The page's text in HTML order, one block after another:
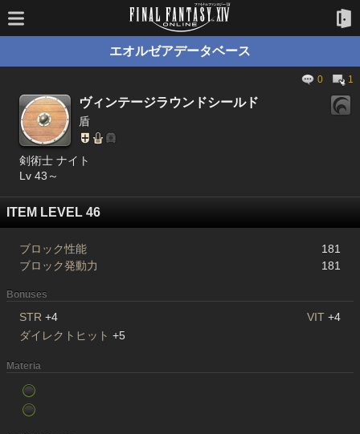
エオルゼアデータベース
0 1
ヴィンテージラウンドシールド
盾
剣術士 ナイト
Lv 43～
ITEM LEVEL 46
ブロック性能
181
ブロック発動力
181
Bonuses
STR +4 VIT +4
ダイレクトヒット +5
Materia